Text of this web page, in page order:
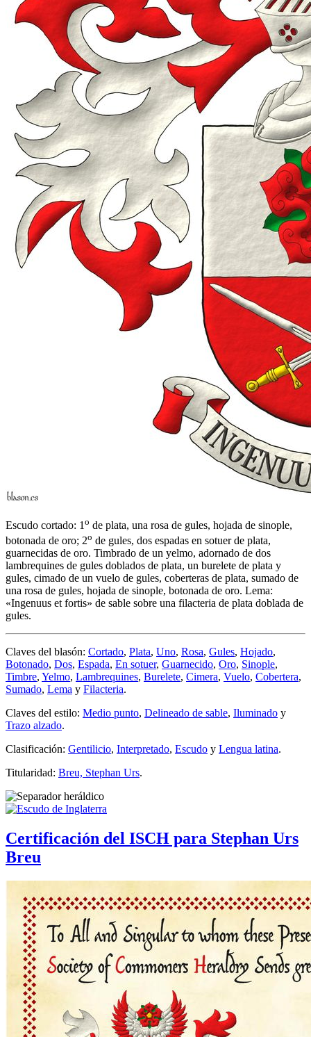
Escudo cortado: 1 o de plata, una rosa de gules, hojada de sinople,
botonada de oro; 2o de gules, dos espadas en sotuer de plata,
guarnecidas de oro. Timbrado de un yelmo, adornado de dos
lambrequines de gules doblados de plata, un burelete de plata y
gules, cimado de un vuelo de gules, coberteras de plata, sumado de
una rosa de gules, hojada de sinople, botonada de oro. Lema:
«Ingenuus et fortis» de sable sobre una filacteria de plata doblada de
gules.
Claves del blasón: Cortado, Plata, Uno, Rosa, Gules, Hojado,
Botonado, Dos, Espada, En sotuer, Guarnecido, Oro, Sinople,
Timbre, Yelmo, Lambrequines, Burelete, Cimera, Vuelo, Cobertera,
Sumado, Lema y Filacteria.
Claves del estilo: Medio punto, Delineado de sable, Iluminado y
Trazo alzado.
Clasificación: Gentilicio, Interpretado, Escudo y Lengua latina.
Titularidad: Breu, Stephan Urs.
Certificación del ISCH para Stephan Urs
Breu